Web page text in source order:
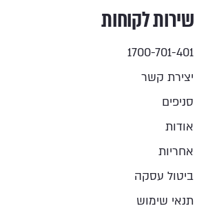
שירות לקוחות
1700-701-401
יצירת קשר
סניפים
אודות
אחריות
ביטול עסקה
תנאי שימוש